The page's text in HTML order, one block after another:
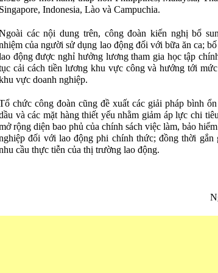
Singapore, Indonesia, Lào và Campuchia.
các nội dung trên, công đoàn kiến nghị bổ
của người sử dụng lao động đối với bữa ăn ca;
động được nghỉ hưởng lương tham gia học tập
cải cách tiền lương khu vực công và hướng tới
vực doanh nghiệp.
chức công đoàn cũng đề xuất các giải pháp bình
và các mặt hàng thiết yếu nhằm giảm áp lực chi
rộng diện bao phủ của chính sách việc làm, bảo
đối với lao động phi chính thức; đồng thời gắn
cầu thực tiễn của thị trường lao động.